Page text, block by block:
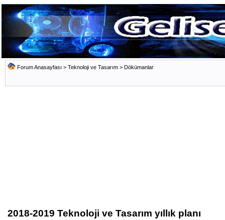
Forum Anasayfası > Teknoloji ve Tasarım > Dökümanlar
2018-2019 Teknoloji ve Tasarım yıllık planı